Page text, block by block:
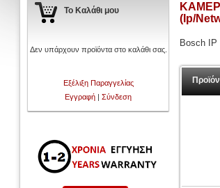
Το Καλάθι μου
Δεν υπάρχουν προϊόντα στο καλάθι σας.
Εξέλιξη Παραγγελίας
Εγγραφή |Σύνδεση
(Ip/
Bosch IP